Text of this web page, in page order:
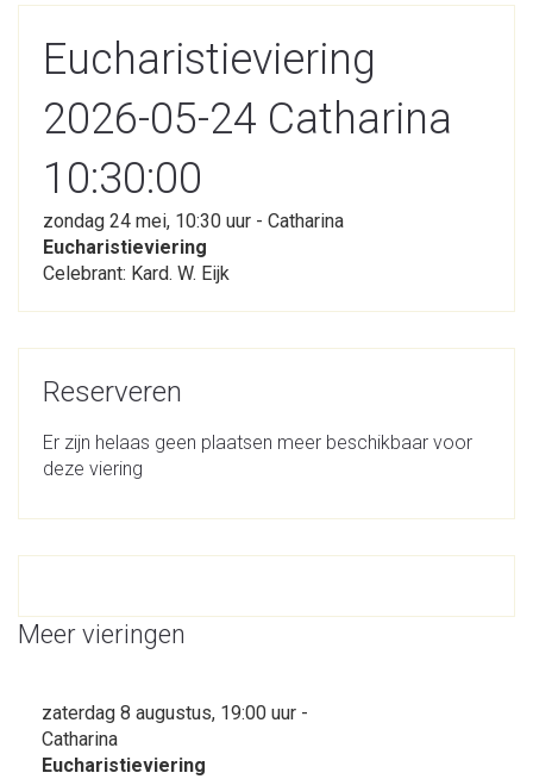
Eucharistieviering
2026-05-24 Catharina
10:30:00
zondag 24 mei, 10:30 uur - Catharina
Eucharistieviering
Celebrant: Kard. W. Eijk
Reserveren
Er zijn helaas geen plaatsen meer beschikbaar voor
deze viering
Meer vieringen
zaterdag 8 augustus, 19:00 uur -
Catharina
Eucharistieviering